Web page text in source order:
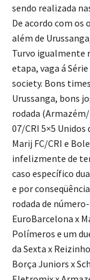
sendo realizada
De acordo com os
além de
Turvo igualmente
etapa, vaga á
society. Bons
Urussanga, bons
rodada (Armazém/
07/CRI 5×5
Marij FC/CRI e
infelizmente de
caso específico
e por
rodada de
EuroBarcelona x
Polímeros e um
da Sexta x
Borça Juniors x